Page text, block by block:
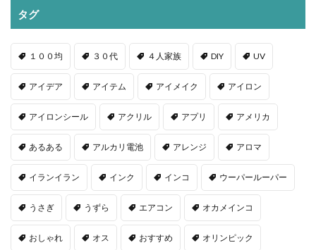
タグ
１００均 ３０代 ４人家族 DIY UV
アイデア アイテム アイメイク アイロン
アイロンシール アクリル アプリ アメリカ
あるある アルカリ電池 アレンジ アロマ
イランイラン インク インコ ウーパールーパー
うさぎ うずら エアコン オカメインコ
おしゃれ オス おすすめ オリンピック